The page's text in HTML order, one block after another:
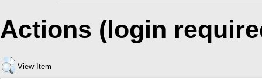
Actions (login
View Item